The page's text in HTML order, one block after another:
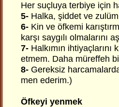
Her suçluya terbiye için
5- Halka, şiddet ve
6- Kin ve öfkemi
karşı saygılı olmalarını
7- Halkımın
etmem. Daha müreffeh
8- Gereksiz
men ederim.)
Öfkeyi yenmek